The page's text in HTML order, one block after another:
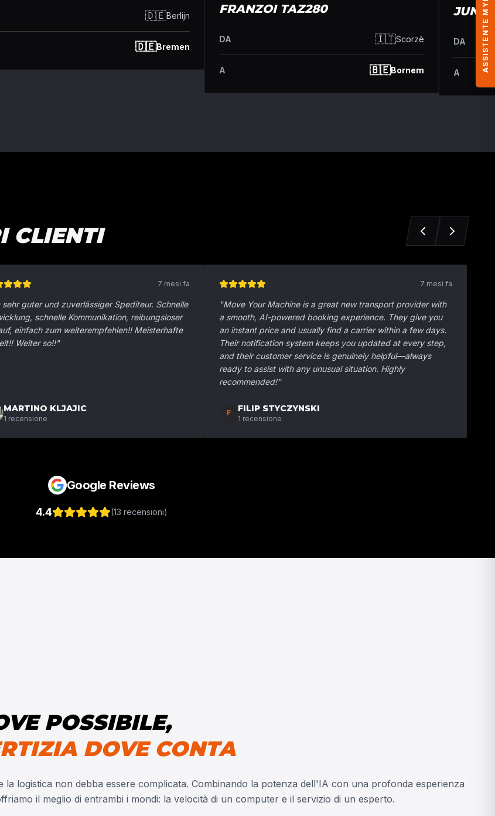
🇩🇪Berlijn
🇩🇪Bremen
FRANZOI TAZ280
DA 🇮🇹Scorzè
A 🇧🇪Bornem
DA
A
CLIENTI
sehr guter und zuverlässiger Spediteur. Schnelle
schnelle Kommunikation, reibungsloser
einfach zum weiterempfehlen!! Meisterhafte
Weiter so!!"
MARTINO KLJAJIC
1 recensione
7 mesi fa
"Move Your Machine is a great new transport provider with
a smooth, AI-powered booking experience. They give you
an instant price and usually find a carrier within a few days.
Their notification system keeps you updated at every step,
and their customer service is genuinely helpful—always
ready to assist with any unusual situation. Highly
recommended!"
F FILIP STYCZYNSKI
1 recensione
7 mesi fa
Google Reviews
4.4 (13 recensioni)
POSSIBILE,
DOVE CONTA
la logistica non debba essere complicata. Combinando la potenza dell'IA con una profonda esperienza
il meglio di entrambi i mondi: la velocità di un computer e il servizio di un esperto.
ASSISTENTE MYM